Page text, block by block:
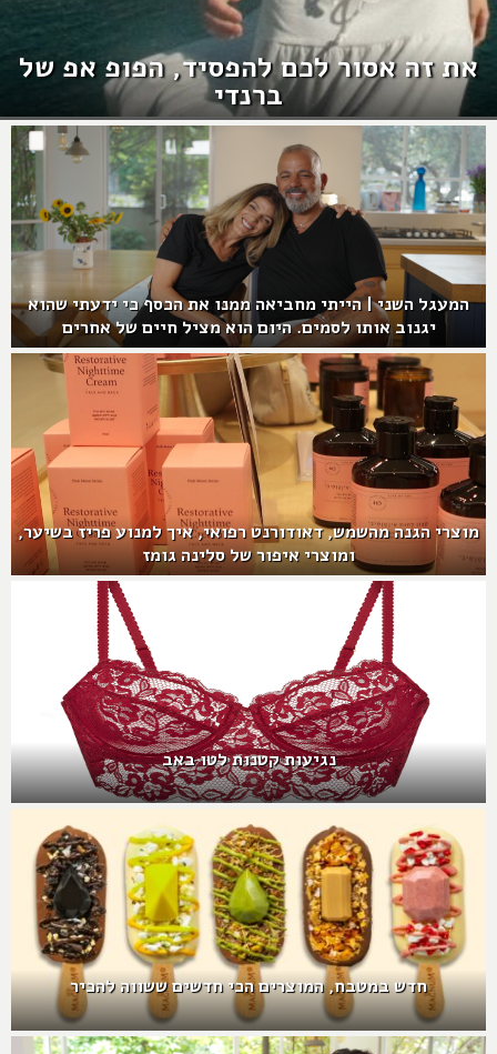
את זה אסור לכם להפסיד, הפופ אפ של
ברנדי
המעגל השני | הייתי מחביאה ממנו את הכסף כי ידעתי שהוא
יגנוב אותו לסמים. היום הוא מציל חיים של אחרים
מוצרי הגנה מהשמש, דאודורנט רפואי, איך למנוע פריז בשיער,
ומוצרי איפור של סלינה גומז
נגיעות קטנות לטו באב
חדש במטבח, המוצרים הכי חדשים ששווה להכיר